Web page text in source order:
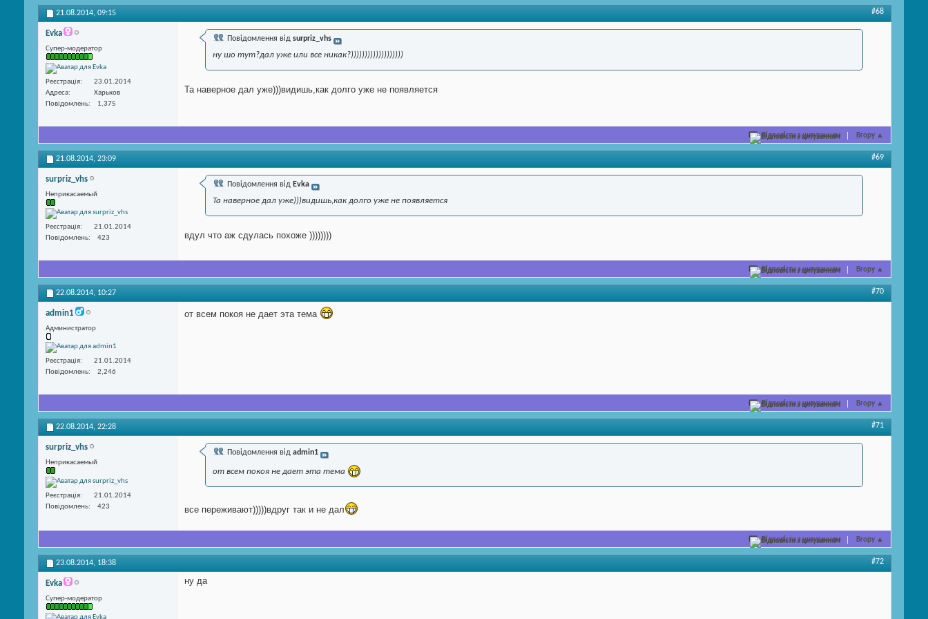
21.08.2014, 09:15 #68
Evka
Супер-модератор
Реєстрація
23.01.2014
Адреса
Харьков
Повідомлень
1,375
Повідомлення від surpriz_vhs
ну шо тут?дал уже или все никак?)))))))))))))))))))
Та наверное дал уже)))видишь,как долго уже не появляется
Відповісти з цитуванням Вгору ▲
21.08.2014, 23:09 #69
surpriz_vhs
Неприкасаемый
Реєстрація
21.01.2014
Повідомлень
423
Повідомлення від Evka
Та наверное дал уже)))видишь,как долго уже не появляется
вдул что аж сдулась похоже ))))))))
Відповісти з цитуванням Вгору ▲
22.08.2014, 10:27 #70
admin1
Администратор
Реєстрація
21.01.2014
Повідомлень
2,246
от всем покоя не дает эта тема
Відповісти з цитуванням Вгору ▲
22.08.2014, 22:28 #71
surpriz_vhs
Неприкасаемый
Реєстрація
21.01.2014
Повідомлень
423
Повідомлення від admin1
от всем покоя не дает эта тема
все переживают)))))вдруг так и не дал
Відповісти з цитуванням Вгору ▲
23.08.2014, 18:38 #72
Evka
Супер-модератор
ну да